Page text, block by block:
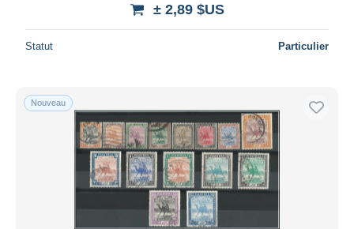
± 2,89 $US
Statut Particulier
Nouveau